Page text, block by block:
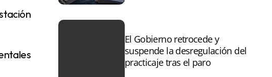
El Gobierno retrocede y
suspende la desregulación del
practicaje tras el paro